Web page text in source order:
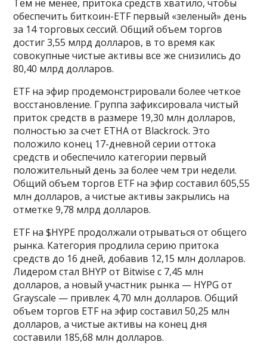
Тем не менее, притока средств хватило, чтобы
обеспечить биткоин-ETF первый «зеленый» день
за 14 торговых сессий. Общий объем торгов
достиг 3,55 млрд долларов, в то время как
совокупные чистые активы все же снизились до
80,40 млрд долларов.
ETF на эфир продемонстрировали более четкое
восстановление. Группа зафиксировала чистый
приток средств в размере 19,30 млн долларов,
полностью за счет ETHA от Blackrock. Это
положило конец 17-дневной серии оттока
средств и обеспечило категории первый
положительный день за более чем три недели.
Общий объем торгов ETF на эфир составил 605,55
млн долларов, а чистые активы закрылись на
отметке 9,78 млрд долларов.
ETF на $HYPE продолжали отрываться от общего
рынка. Категория продлила серию притока
средств до 16 дней, добавив 12,15 млн долларов.
Лидером стал BHYP от Bitwise с 7,45 млн
долларов, а новый участник рынка — HYPG от
Grayscale — привлек 4,70 млн долларов. Общий
объем торгов ETF на эфир составил 50,25 млн
долларов, а чистые активы на конец дня
составили 185,68 млн долларов.